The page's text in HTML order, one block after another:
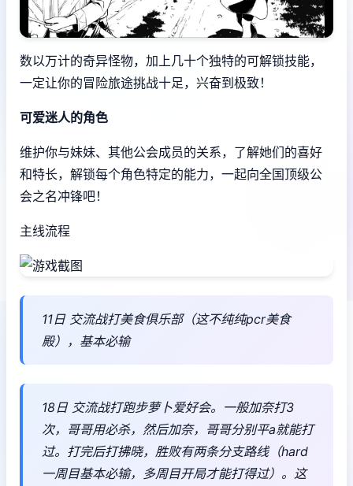
数以万计的奇异怪物，加上几十个独特的可解锁技能，
一定让你的冒险旅途挑战十足，兴奋到极致！
可爱迷人的角色
维护你与妹妹、其他公会成员的关系，了解她们的喜好
和特长，解锁每个角色特定的能力，一起向全国顶级公
会之名冲锋吧！
主线流程
11日 交流战打美食俱乐部（这不纯纯pcr美食
殿），基本必输
18日 交流战打跑步萝卜爱好会。一般加奈打3
次，哥哥用必杀，然后加奈，哥哥分别平a就能打
过。打完后打拂晓，胜败有两条分支路线（hard
一周目基本必输，多周目开局才能打得过）。这